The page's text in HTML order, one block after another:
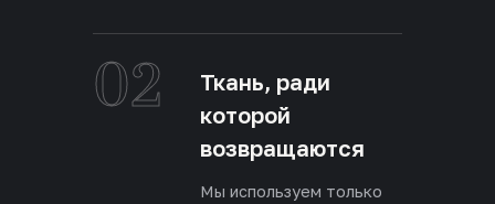
02
Ткань, ради
которой
возвращаются
Мы используем только